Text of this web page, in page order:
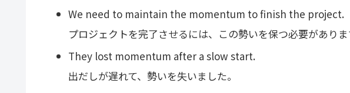
We need to maintain the momentum to finish the project.
プロジェクトを完了させるには、この勢いを保つ必要がありま
They lost momentum after a slow start.
出だしが遅れて、勢いを失いました。